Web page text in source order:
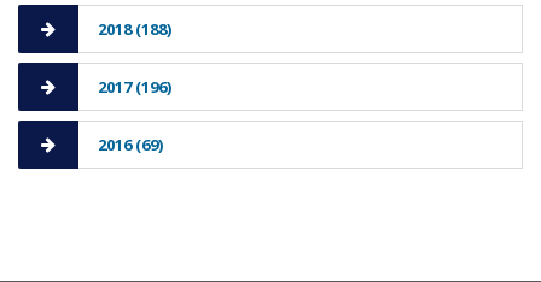
2018 (188)
2017 (196)
2016 (69)